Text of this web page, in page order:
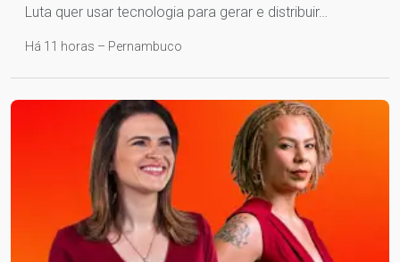
Luta quer usar tecnologia para gerar e distribuir…
Há 11 horas – Pernambuco